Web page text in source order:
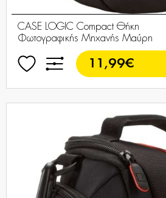
CASE LOGIC Compact Θήκη
Φωτογραφικής Μηχανής Μαύρη
11,99€